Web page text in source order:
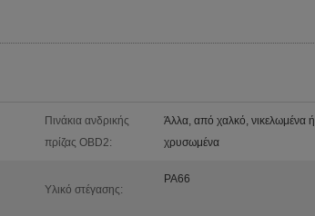
Πινάκια ανδρικής
πρίζας OBD2:
Άλλα, από χαλκό, νικελωμένα ή
χρυσωμένα
Υλικό στέγασης:
PA66